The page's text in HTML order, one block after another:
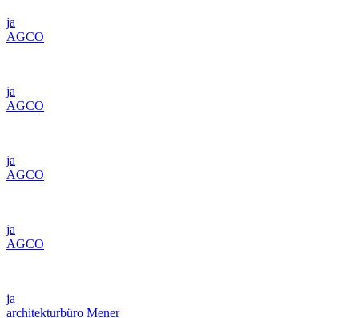
ja
AGCO
ja
AGCO
ja
AGCO
ja
AGCO
ja
architekturbüro Mener